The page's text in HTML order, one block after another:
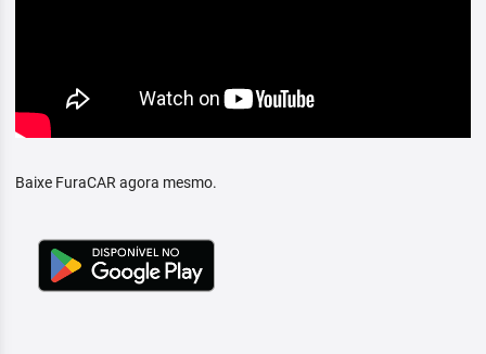
Baixe FuraCAR agora mesmo.